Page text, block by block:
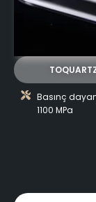
Basınç
1100 MPa